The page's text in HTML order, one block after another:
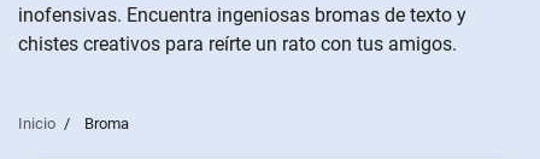
inofensivas. Encuentra ingeniosas bromas de texto y
chistes creativos para reírte un rato con tus amigos.
Inicio Broma